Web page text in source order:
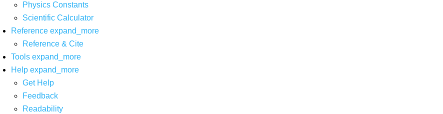
Physics Constants
Scientific Calculator
Reference expand_more
Reference & Cite
Tools expand_more
Help expand_more
Get Help
Feedback
Readability